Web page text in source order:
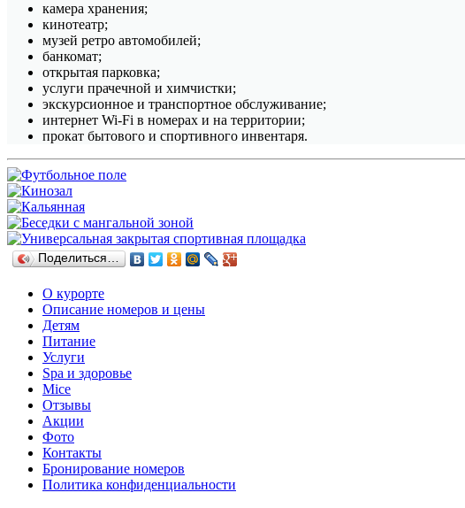
камера хранения;
кинотеатр;
музей ретро автомобилей;
банкомат;
открытая парковка;
услуги прачечной и химчистки;
экскурсионное и транспортное обслуживание;
интернет Wi-Fi в номерах и на территории;
прокат бытового и спортивного инвентаря.
Поделиться…
О курорте
Описание номеров и цены
Детям
Питание
Услуги
Spa и здоровье
Mice
Отзывы
Акции
Фото
Контакты
Бронирование номеров
Политика конфиденциальности